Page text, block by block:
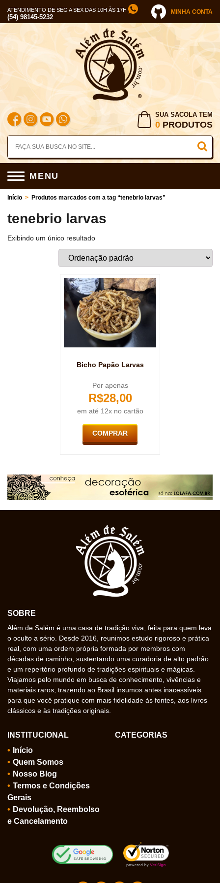
ATENDIMENTO DE SEG A SEX DAS 10H ÀS 17H
(54) 98145-5232
MINHA CONTA
SUA SACOLA TEM
0 PRODUTOS
MENU
Início > Produtos marcados com a tag “tenebrio larvas”
tenebrio larvas
Exibindo um único resultado
Bicho Papão Larvas
Por apenas
R$28,00
em até 12x no cartão
COMPRAR
SOBRE
Além de Salém é uma casa de tradição viva, feita para quem leva
o oculto a sério. Desde 2016, reunimos estudo rigoroso e prática
real, com uma ordem própria formada por membros com
décadas de caminho, sustentando uma curadoria de alto padrão
e um repertório profundo de tradições espirituais e mágicas.
Viajamos pelo mundo em busca de conhecimento, vivências e
materiais raros, trazendo ao Brasil insumos antes inacessíveis
para que você pratique com mais fidelidade às fontes, aos livros
clássicos e às tradições originais.
INSTITUCIONAL
Início
Quem Somos
Nosso Blog
Termos e Condições
Gerais
Devolução, Reembolso
e Cancelamento
CATEGORIAS